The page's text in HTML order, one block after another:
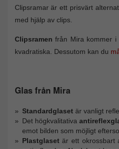
Clipsramar är ett prisvärt
med hjälp av clips.
Clipsramen från Mira kommer
kvadratiska. Dessutom kan du
Glas från Mira
Standardglasetär vanligt
Det högkvalitativa
emot bilden som möjligt
Plastglasetär ett okrossbart